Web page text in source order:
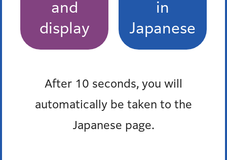
and
display
in
Japanese
After 10 seconds, you will
automatically be taken to the
Japanese page.
情報」トップに戻る
広報みなと2026年6月1日号 トップページ
広報みなと2026年6月1日号 ハロー、マイベイ